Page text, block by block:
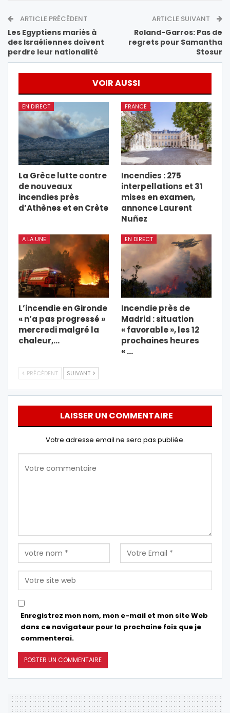
ARTICLE PRÉCÉDENT
Les Egyptiens mariés à
des Israéliennes doivent
perdre leur nationalité
ARTICLE SUIVANT
Roland-Garros: Pas de
regrets pour Samantha
Stosur
VOIR AUSSI
EN DIRECT
La Grèce lutte contre
de nouveaux
incendies près
d’Athènes et en Crète
FRANCE
Incendies : 275
interpellations et 31
mises en examen,
annonce Laurent
Nuñez
A LA UNE
L’incendie en Gironde
« n’a pas progressé »
mercredi malgré la
chaleur,…
EN DIRECT
Incendie près de
Madrid : situation
« favorable », les 12
prochaines heures
« …
PRÉCÉDENT SUIVANT
LAISSER UN COMMENTAIRE
Votre adresse email ne sera pas publiée.
Enregistrez mon nom, mon e-mail et mon site Web
dans ce navigateur pour la prochaine fois que je
commenterai.